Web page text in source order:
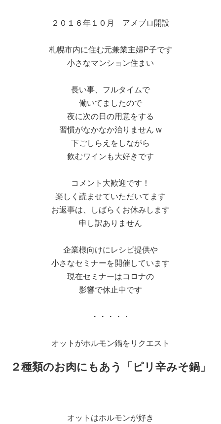
２０１６年１０月 アメブロ開設
札幌市内に住む元兼業主婦P子です
小さなマンション住まい
長い事、フルタイムで
働いてましたので
夜に次の日の用意をする
習慣がなかなか治りません w
下ごしらえをしながら
飲むワインも大好きです
コメント大歓迎です！
楽しく読ませていただいてます
お返事は、しばらくお休みします
申し訳ありません
企業様向けにレシピ提供や
小さなセミナーを開催しています
現在セミナーはコロナの
影響で休止中です
・・・・・
オットがホルモン鍋をリクエスト
２種類のお肉にもあう「ピリ辛みそ鍋」
オットはホルモンが好き